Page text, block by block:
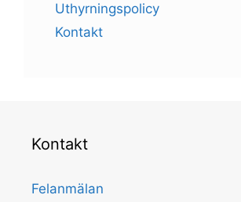
Uthyrningspolicy
Kontakt
Kontakt
Felanmälan